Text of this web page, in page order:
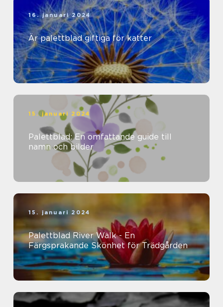
16. januari 2024
Är palettblad giftiga för katter
15. januari 2024
Palettblad: En omfattande guide till
namn och bilder
15. januari 2024
Palettblad River Walk - En
Färgsprakande Skönhet för Trädgården